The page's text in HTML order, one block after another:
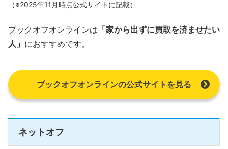
（※2025年11月時点公式サイトに記載）
ブックオフオンラインは 「家から出ずに買取を済ませたい
人」 におすすめです。
ブックオフオンラインの公式サイトを見る
ネットオフ